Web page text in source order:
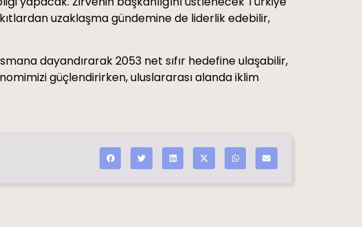
uzaklaşma gündemine de liderlik edebilir,
dayandırarak 2053 net sıfır hedefine ulaşabilir,
güçlendirirken, uluslararası alanda iklim